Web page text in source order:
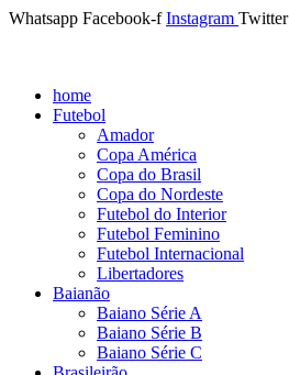
Whatsapp Facebook-f Instagram Twitter
home
Futebol
Amador
Copa América
Copa do Brasil
Copa do Nordeste
Futebol do Interior
Futebol Feminino
Futebol Internacional
Libertadores
Baianão
Baiano Série A
Baiano Série B
Baiano Série C